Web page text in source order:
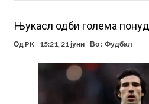
Њукасл одби голема
Од PK 15:21, 21 јуни Во : Фудбал